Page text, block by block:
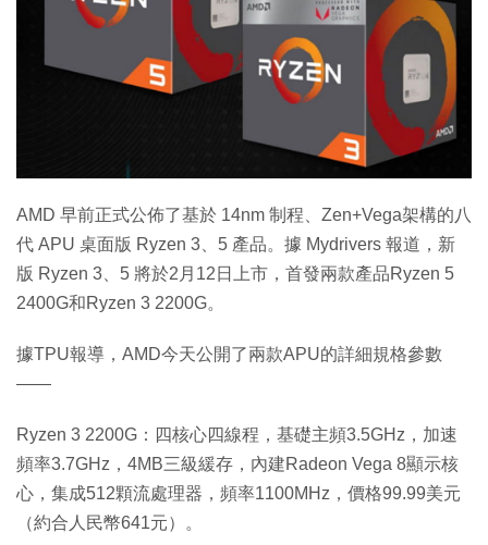
Enterprise Digital Transformation
AMD 早前正式公佈了基於 14nm 制程、Zen+Vega架構的八
代 APU 桌面版 Ryzen 3、5 產品。據 Mydrivers 報道，新
版 Ryzen 3、5 將於2月12日上市，首發兩款產品Ryzen 5
2400G和Ryzen 3 2200G。
據TPU報導，AMD今天公開了兩款APU的詳細規格參數
——
Ryzen 3 2200G：四核心四線程，基礎主頻3.5GHz，加速
頻率3.7GHz，4MB三級緩存，內建Radeon Vega 8顯示核
心，集成512顆流處理器，頻率1100MHz，價格99.99美元
（約合人民幣641元）。